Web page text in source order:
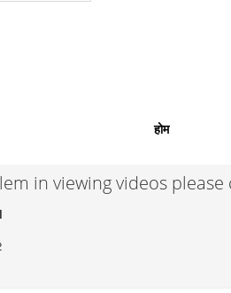
होम
in viewing videos